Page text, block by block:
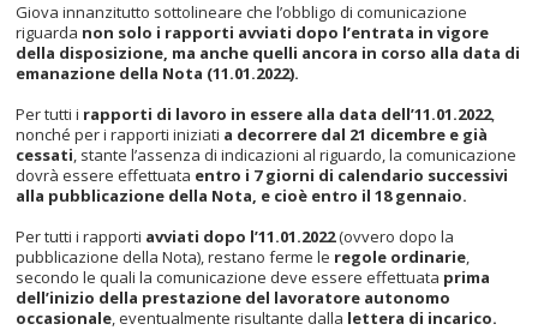
Giova innanzitutto sottolineare che l’obbligo di comunicazione
riguarda non solo i rapporti avviati dopo l’entrata in vigore
della disposizione, ma anche quelli ancora in corso alla data di
emanazione della Nota (11.01.2022).
Per tutti i rapporti di lavoro in essere alla data dell’11.01.2022,
nonché per i rapporti iniziati a decorrere dal 21 dicembre e già
cessati, stante l’assenza di indicazioni al riguardo, la comunicazione
dovrà essere effettuata entro i 7 giorni di calendario successivi
alla pubblicazione della Nota, e cioè entro il 18 gennaio.
Per tutti i rapporti avviati dopo l’11.01.2022(ovvero dopo la
pubblicazione della Nota), restano ferme le regole ordinarie,
secondo le quali la comunicazione deve essere effettuata prima
dell’inizio della prestazione del lavoratore autonomo
occasionale, eventualmente risultante dalla lettera di incarico.